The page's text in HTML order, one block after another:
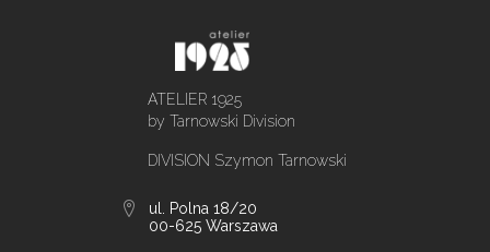
ATELIER 1925
by Tarnowski Division
DIVISION Szymon Tarnowski
ul. Polna 18/20
00-625 Warszawa